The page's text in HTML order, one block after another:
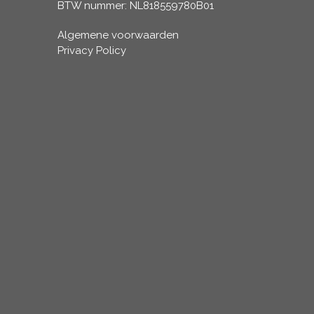
BTW nummer: NL818559780B01
Algemene voorwaarden
Privacy Policy